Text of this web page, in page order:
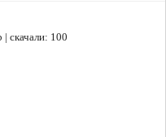
| скачали: 100